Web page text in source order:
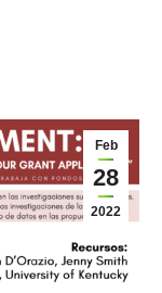
Feb
28
2022